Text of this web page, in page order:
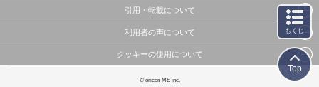
引用・転載について
当サイトで公開されている情報（文字、写真、イラスト、画像データ等）及びこれらの配置・
これらの情報を権利者の許可なく無断転載・複製などの二次利用を行うことは固く禁じており
利用者の声について
当サイトに掲載している内容はすべてサービスの利用者が提出された見解・感想です。
弊社の見解・ 意見ではないことをご理解いただいた上でご覧ください。
クッキーの使用について
このサイトでは Cookie を使用して、ユーザーに合わせたコンテンツや広告の表示、ソーシャル
© oricon ME inc.
もくじ
Top